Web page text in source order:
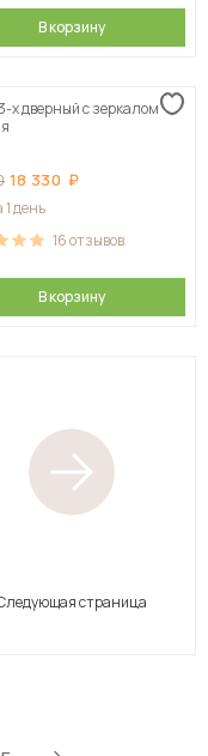
В корзину
х дверный с зеркалом
18 330
1 день
16отзывов
В корзину
страница